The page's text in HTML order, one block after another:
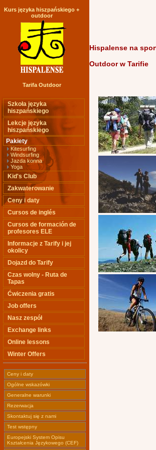
Kurs języka hiszpańskiego +
outdoor
Tarifa Outdoor
Hispalense na
Outdoor w Tarifie
Szkoła języka
hiszpańskiego
Lekcje języka
hiszpańskiego
Pakiety
Kitesurfing
Windsurfing
Jazda konna
Yoga
Kid's Club
Zakwaterowanie
Ceny i daty
Cursos de inglés
Cursos de formación de
profesores ELE
Informacje z Tarify i jej
okolicy
Dojazd do Tarify
Czas wolny - Ruta de
Tapas
Ćwiczenia gratis
Job offers
Nasz zespół
Exchange links
Online lessons
Winter Offers
Ceny i daty
Ogólne wskazówki
Generalne warunki
Rezerwacja
Skontaktuj się z nami
Test wstępny
Europejski System Opisu
Kształcenia Językowego (CEF)